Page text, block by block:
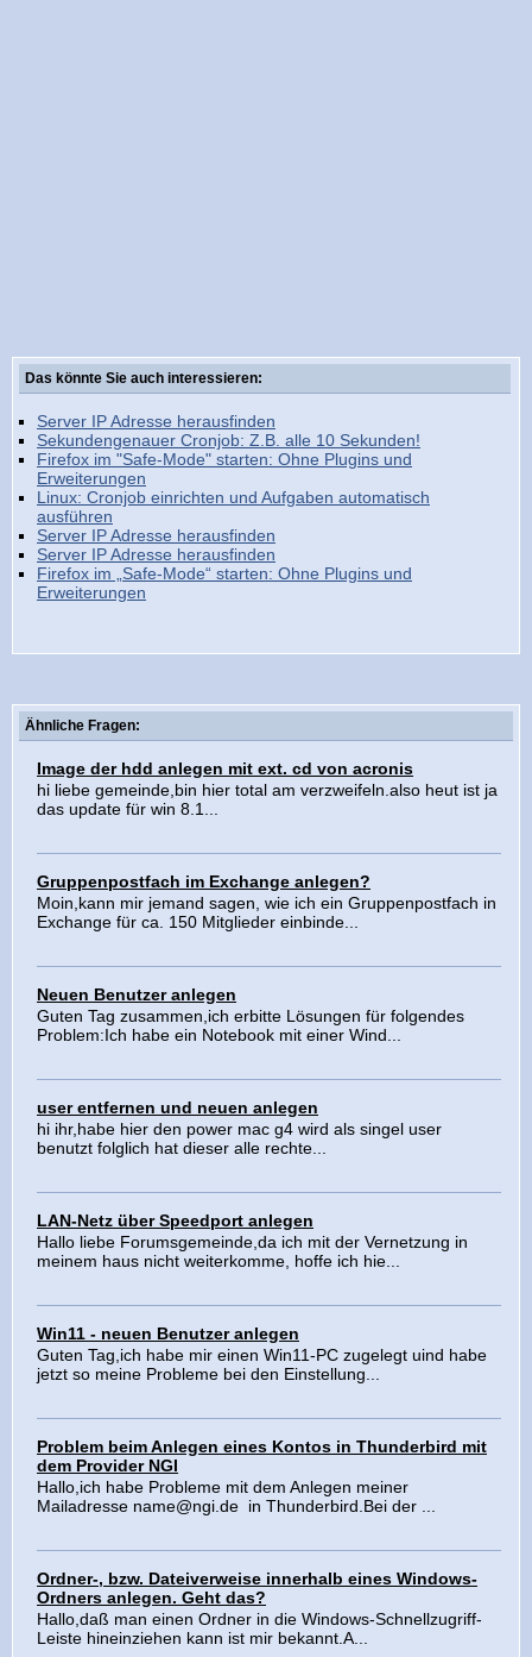
Das könnte Sie auch interessieren:
Server IP Adresse herausfinden
Sekundengenauer Cronjob: Z.B. alle 10 Sekunden!
Firefox im "Safe-Mode" starten: Ohne Plugins und
Erweiterungen
Linux: Cronjob einrichten und Aufgaben automatisch
ausführen
Server IP Adresse herausfinden
Server IP Adresse herausfinden
Firefox im „Safe-Mode“ starten: Ohne Plugins und
Erweiterungen
Ähnliche Fragen:
Image der hdd anlegen mit ext. cd von acronis
hi liebe gemeinde,bin hier total am verzweifeln.also heut ist ja
das update für win 8.1...
Gruppenpostfach im Exchange anlegen?
Moin,kann mir jemand sagen, wie ich ein Gruppenpostfach in
Exchange für ca. 150 Mitglieder einbinde...
Neuen Benutzer anlegen
Guten Tag zusammen,ich erbitte Lösungen für folgendes
Problem:Ich habe ein Notebook mit einer Wind...
user entfernen und neuen anlegen
hi ihr,habe hier den power mac g4 wird als singel user
benutzt folglich hat dieser alle rechte...
LAN-Netz über Speedport anlegen
Hallo liebe Forumsgemeinde,da ich mit der Vernetzung in
meinem haus nicht weiterkomme, hoffe ich hie...
Win11 - neuen Benutzer anlegen
Guten Tag,ich habe mir einen Win11-PC zugelegt uind habe
jetzt so meine Probleme bei den Einstellung...
Problem beim Anlegen eines Kontos in Thunderbird mit
dem Provider NGI
Hallo,ich habe Probleme mit dem Anlegen meiner
Mailadresse name@ngi.de in Thunderbird.Bei der ...
Ordner-, bzw. Dateiverweise innerhalb eines Windows-
Ordners anlegen. Geht das?
Hallo,daß man einen Ordner in die Windows-Schnellzugriff-
Leiste hineinziehen kann ist mir bekannt.A...